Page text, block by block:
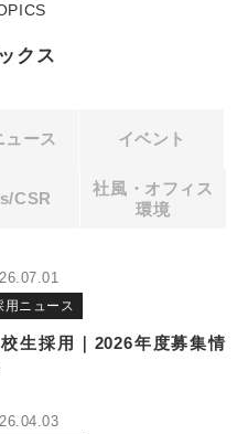
クス
ュース イベント
CSR
社風・ オフィス
環境
用ニュース
生採用｜2026年度募集情